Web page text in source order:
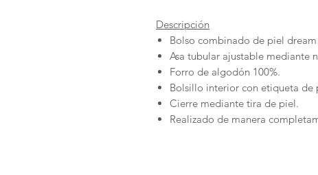
Descripción
Bolso combinado de piel dream
Asa tubular ajustable mediante
Forro de algodón 100%.
Bolsillo interior con etiqueta de
Cierre mediante tira de piel.
Realizado de manera